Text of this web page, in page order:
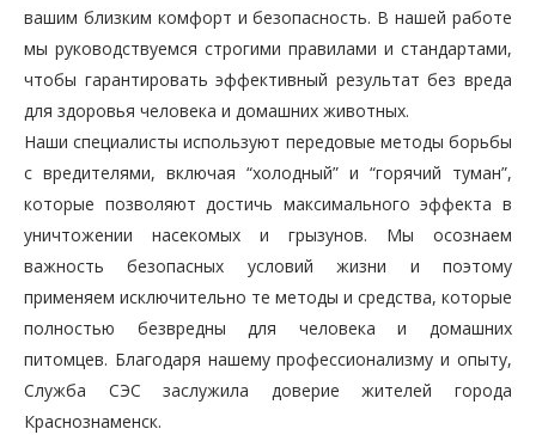
вашим близким комфорт и безопасность. В нашей работе
мы руководствуемся строгими правилами и стандартами,
чтобы гарантировать эффективный результат без вреда
для здоровья человека и домашних животных.
Наши специалисты используют передовые методы борьбы
с вредителями, включая “холодный” и “горячий туман”,
которые позволяют достичь максимального эффекта в
уничтожении насекомых и грызунов. Мы осознаем
важность безопасных условий жизни и поэтому
применяем исключительно те методы и средства, которые
полностью безвредны для человека и домашних
питомцев. Благодаря нашему профессионализму и опыту,
Служба СЭС заслужила доверие жителей города
Краснознаменск.